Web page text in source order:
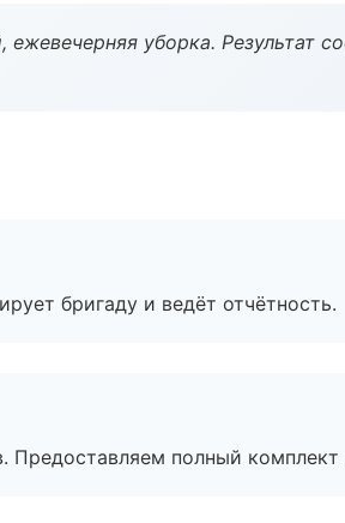
уборка. Результат
бригаду и ведёт отчётность.
Предоставляем полный комплект